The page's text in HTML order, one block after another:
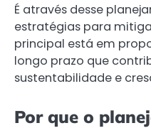
É através desse
estratégias para
principal está em
longo prazo que
sustentabilidade e
Por que o